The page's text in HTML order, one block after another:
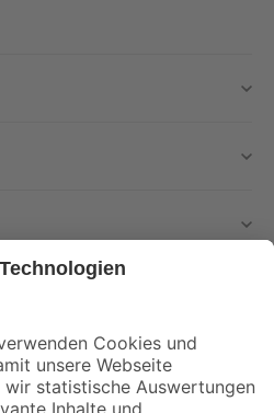
und Aktionen mehr verpassen!